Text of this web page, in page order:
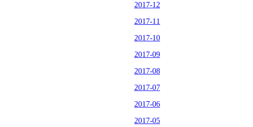
2017-12
2017-11
2017-10
2017-09
2017-08
2017-07
2017-06
2017-05